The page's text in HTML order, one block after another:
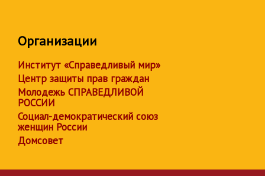
Организации
Институт «Справедливый мир»
Центр защиты прав граждан
Молодежь СПРАВЕДЛИВОЙ
РОССИИ
Социал-демократический союз
женщин России
Домсовет